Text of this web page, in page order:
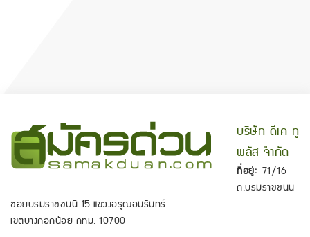
บริษัท ดีเค ทู
พลัส จำกัด
ที่อยู่: 71/16
ถ.บรมราชชนนี
ซอยบรมราชชนนี 15 แขวงอรุณอมรินทร์
เขตบางกอกน้อย กทม. 10700